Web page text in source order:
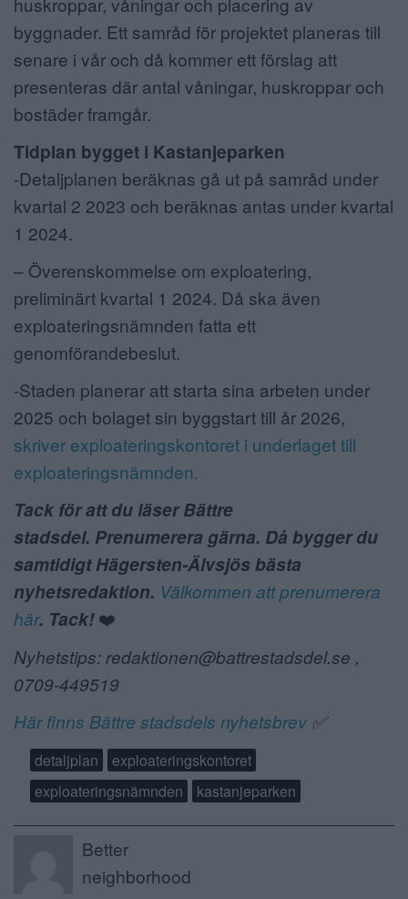
byggnader. Ett samråd för projektet planeras till
senare i vår och då kommer ett förslag att
presenteras där antal våningar, huskroppar och
bostäder framgår.
Tidplan bygget i Kastanjeparken
-Detaljplanen beräknas gå ut på samråd under
kvartal 2 2023 och beräknas antas under kvartal
1 2024.
– Överenskommelse om exploatering,
preliminärt kvartal 1 2024. Då ska även
exploateringsnämnden fatta ett
genomförandebeslut.
-Staden planerar att starta sina arbeten under
2025 och bolaget sin byggstart till år 2026,
skriver exploateringskontoret i underlaget till
exploateringsnämnden.
Tack för att du läser Bättre
stadsdel. Prenumerera gärna. Då bygger du
samtidigt Hägersten-Älvsjös bästa
nyhetsredaktion. Välkommen att prenumerera
här. Tack!❤️
Nyhetstips: redaktionen@battrestadsdel.se ,
0709-449519
Här finns Bättre stadsdels nyhetsbrev ✅
detaljplan
exploateringskontoret
exploateringsnämnden
kastanjeparken
Better
neighborhood